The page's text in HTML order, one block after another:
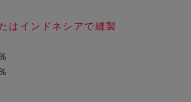
はインドネシアで縫製